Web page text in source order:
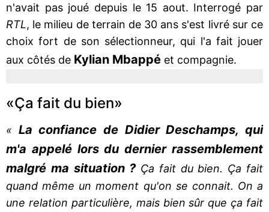
n'avait pas joué depuis le 15 aout. Interrogé par
RTL, le milieu de terrain de 30 ans s'est livré sur ce
choix fort de son sélectionneur, qui l'a fait jouer
aux côtés de Kylian Mbappé et compagnie.
«Ça fait du bien»
« La confiance de Didier Deschamps, qui
m'a appelé lors du dernier rassemblement
malgré ma situation ?Ça fait du bien. Ça fait
quand même un moment qu'on se connait. On a
une relation particulière, mais bien sûr que ça fait